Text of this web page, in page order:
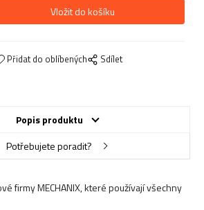
Přidat do oblíbených Sdílet
Popis produktu
Potřebujete poradit?
firmy MECHANIX, které používají všechny